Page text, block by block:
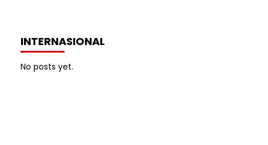
INTERNASIONAL
No posts yet.